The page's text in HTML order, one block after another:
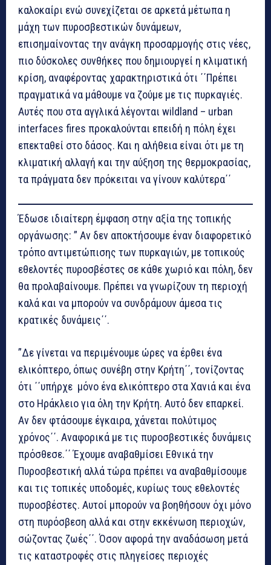
καλοκαίρι ενώ συνεχίζεται σε αρκετά μέτωπα η
μάχη των πυροσβεστικών δυνάμεων,
επισημαίνοντας την ανάγκη προσαρμογής στις νέες,
πιο δύσκολες συνθήκες που δημιουργεί η κλιματική
κρίση, αναφέροντας χαρακτηριστικά ότι ΄΄Πρέπει
πραγματικά να μάθουμε να ζούμε με τις πυρκαγιές.
Αυτές που στα αγγλικά λέγονται wildland – urban
interfaces fires προκαλούνται επειδή η πόλη έχει
επεκταθεί στο δάσος. Και η αλήθεια είναι ότι με τη
κλιματική αλλαγή και την αύξηση της θερμοκρασίας,
τα πράγματα δεν πρόκειται να γίνουν καλύτερα΄΄
Έδωσε ιδιαίτερη έμφαση στην αξία της τοπικής
οργάνωσης: ” Αν δεν αποκτήσουμε έναν διαφορετικό
τρόπο αντιμετώπισης των πυρκαγιών, με τοπικούς
εθελοντές πυροσβέστες σε κάθε χωριό και πόλη, δεν
θα προλαβαίνουμε. Πρέπει να γνωρίζουν τη περιοχή
καλά και να μπορούν να συνδράμουν άμεσα τις
κρατικές δυνάμεις΄΄.
”Δε γίνεται να περιμένουμε ώρες να έρθει ένα
ελικόπτερο, όπως συνέβη στην Κρήτη΄΄, τονίζοντας
ότι ΄΄υπήρχε μόνο ένα ελικόπτερο στα Χανιά και ένα
στο Ηράκλειο για όλη την Κρήτη. Αυτό δεν επαρκεί.
Αν δεν φτάσουμε έγκαιρα, χάνεται πολύτιμος
χρόνος΄΄. Αναφορικά με τις πυροσβεστικές δυνάμεις
πρόσθεσε.΄΄ Έχουμε αναβαθμίσει Εθνικά την
Πυροσβεστική αλλά τώρα πρέπει να αναβαθμίσουμε
και τις τοπικές υποδομές, κυρίως τους εθελοντές
πυροσβέστες. Αυτοί μπορούν να βοηθήσουν όχι μόνο
στη πυρόσβεση αλλά και στην εκκένωση περιοχών,
σώζοντας ζωές΄΄. Όσον αφορά την αναδάσωση μετά
τις καταστροφές στις πληγείσες περιοχές